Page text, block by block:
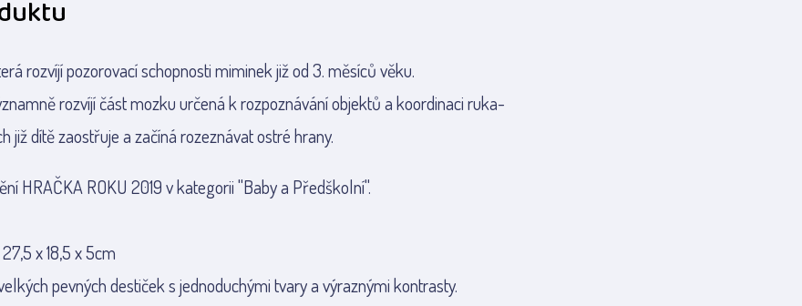
rozvíjí pozorovací schopnosti miminek již od 3. měsíců věku.
rozvíjí část mozku určená k rozpoznávání objektů a koordinaci ruka-
již dítě zaostřuje a začíná rozeznávat ostré hrany.
HRAČKA ROKU 2019 v kategorii "Baby a Předškolní".
x 18,5 x 5cm
pevných destiček s jednoduchými tvary a výraznými kontrasty.